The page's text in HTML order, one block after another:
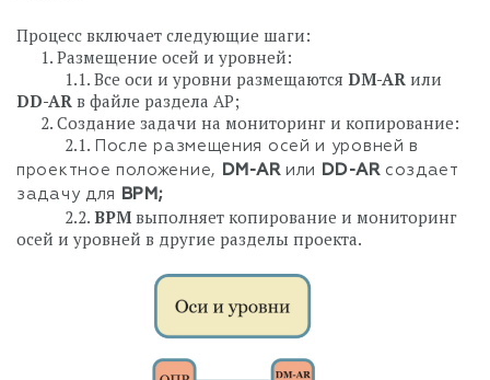
Процесс включает следующие шаги:
⠀⠀1. Размещение осей и уровней:
⠀⠀⠀⠀1.1. Все оси и уровни размещаются DM-AR или
DD-AR в файле раздела АР;
⠀⠀2. Создание задачи на мониторинг и копирование:
⠀⠀⠀⠀2.1. После размещения осей и уровней в
проектное положение,
DM-AR или DD-AR создает
задачу для
BPM;
⠀⠀⠀⠀2.2. BPM выполняет копирование и мониторинг
осей и уровней в другие разделы проекта.